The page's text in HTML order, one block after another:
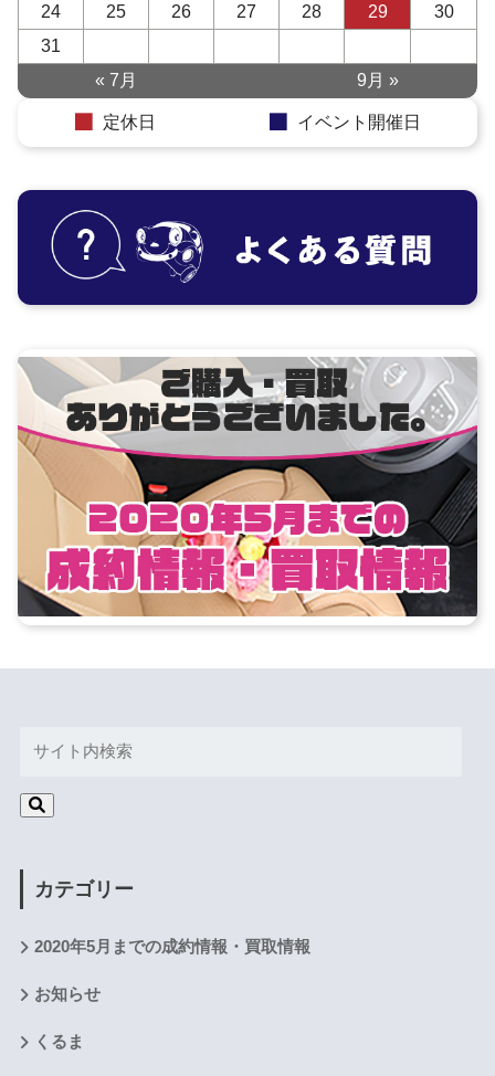
24
25 26 27 28 29
30
31
« 7月
9月 »
定休日 イベント開催日
カテゴリー
2020年5月までの成約情報・買取情報
お知らせ
くるま